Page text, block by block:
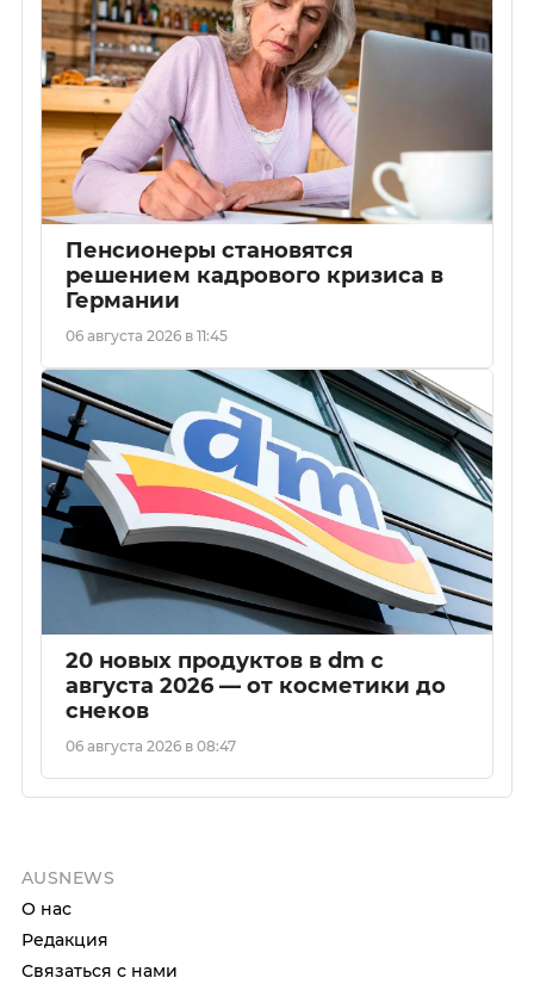
Пенсионеры становятся
решением кадрового кризиса в
Германии
06 августа 2026 в 11:45
20 новых продуктов в dm с
августа 2026 — от косметики до
снеков
06 августа 2026 в 08:47
AUSNEWS
О нас
Редакция
Связаться с нами